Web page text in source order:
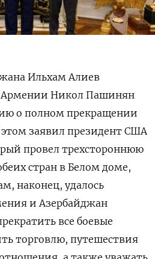
Ильхам Алиев
Никол Пашинян
о полном прекращении
заявил президент США
провел трехстороннюю
стран в Белом доме,
наконец, удалось
и Азербайджан
все боевые
торговлю, путешествия